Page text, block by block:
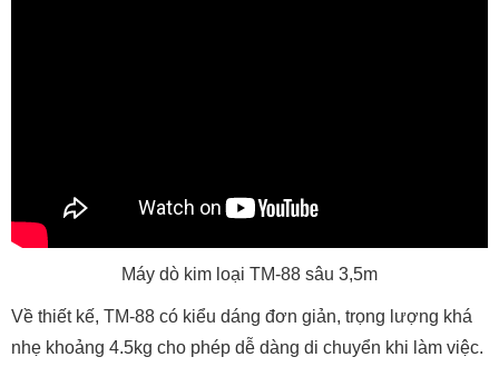
Máy dò kim loại TM-88 sâu 3,5m
Về thiết kế, TM-88 có kiểu dáng đơn giản, trọng lượng khá
nhẹ khoảng 4.5kg cho phép dễ dàng di chuyển khi làm việc.